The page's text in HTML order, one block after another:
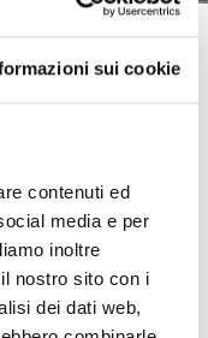
sui cookie
contenuti ed
media e per
inoltre
nostro sito con i
dei dati web,
e
diffuse nelle
un grande